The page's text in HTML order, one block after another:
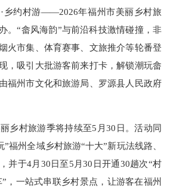
约村游——2026年福州市美丽乡村旅
。“畲风海韵”与前沿科技激情碰撞，非
火市集、体育赛事、文旅推介等轮番登
，吸引大批游客前来打卡，解锁潮玩畲
福州市文化和旅游局、罗源县人民政府
村旅游季将持续至5月30日。活动同
福州全域乡村旅游“十大”新玩法线路、
并于4月30日至5月30日开通30趟次“村
，一站式串联乡村景点，让游客在福州